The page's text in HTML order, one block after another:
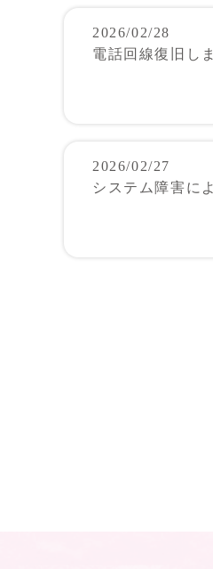
2026/02/28
電話回線復旧し
2026/02/27
システム障害に